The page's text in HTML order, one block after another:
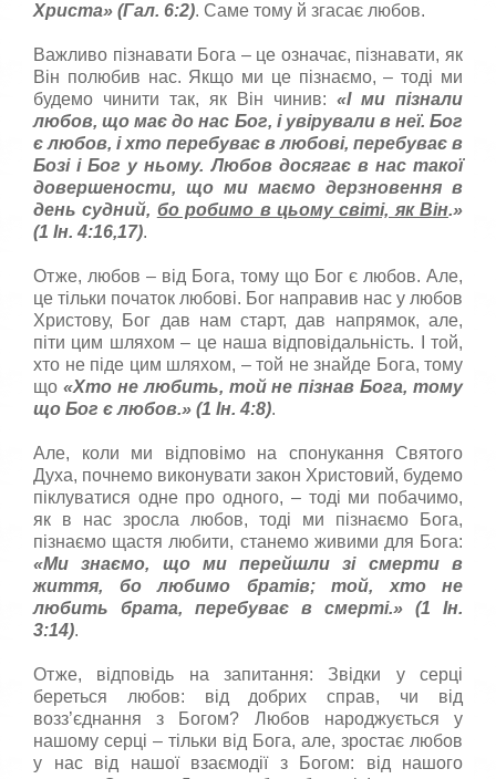
Христа» (Гал. 6:2). Саме тому й згасає любов.
Важливо пізнавати Бога – це означає, пізнавати, як
Він полюбив нас. Якщо ми це пізнаємо, – тоді ми
будемо чинити так, як Він чинив: «I ми пiзнали
любов, що має до нас Бог, i увiрували в неї. Бог
є любов, i хто перебуває в любовi, перебуває в
Бозi i Бог у ньому. Любов досягає в нас такої
довершености, що ми маємо дерзновення в
день судний, бо робимо в цьому свiтi, як Вiн.»
(1 Ін. 4:16,17).
Отже, любов – від Бога, тому що Бог є любов. Але,
це тільки початок любові. Бог направив нас у любов
Христову, Бог дав нам старт, дав напрямок, але,
піти цим шляхом – це наша відповідальність. І той,
хто не піде цим шляхом, – той не знайде Бога, тому
що «Хто не любить, той не пiзнав Бога, тому
що Бог є любов.» (1 Ін. 4:8).
Але, коли ми відповімо на спонукання Святого
Духа, почнемо виконувати закон Христовий, будемо
піклуватися одне про одного, – тоді ми побачимо,
як в нас зросла любов, тоді ми пізнаємо Бога,
пізнаємо щастя любити, станемо живими для Бога:
«Ми знаємо, що ми перейшли зi смерти в
життя, бо любимо братiв; той, хто не
любить брата, перебуває в смертi.» (1 Ін.
3:14).
Отже, відповідь на запитання: Звідки у серці
береться любов: від добрих справ, чи від
возз’єднання з Богом? Любов народжується у
нашому серці – тільки від Бога, але, зростає любов
у нас від нашої взаємодії з Богом: від нашого